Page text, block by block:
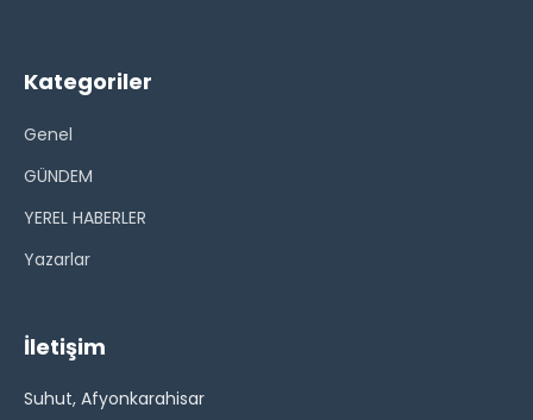
Kategoriler
Genel
GÜNDEM
YEREL HABERLER
Yazarlar
İletişim
Suhut, Afyonkarahisar